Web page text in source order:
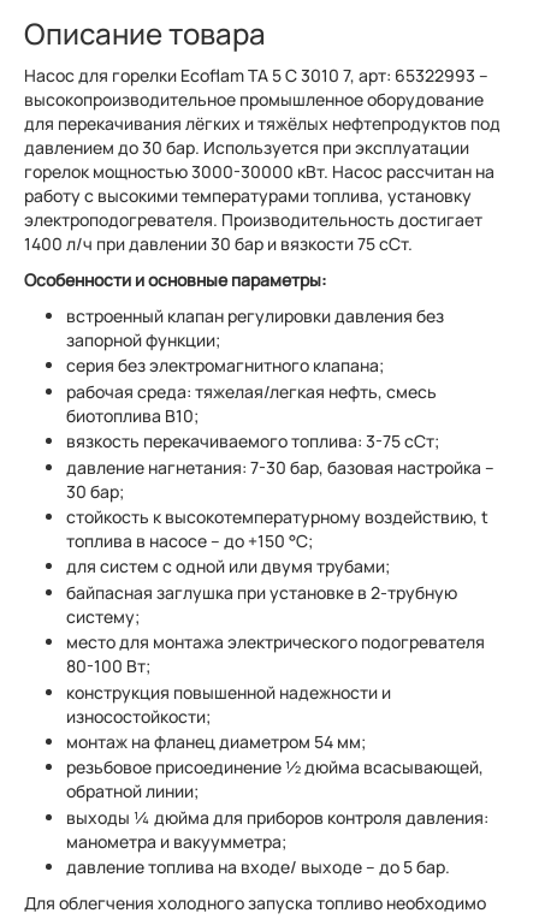
Описание товара
Насос для горелки Ecoflam TA 5 C 3010 7, арт: 65322993 –
высокопроизводительное промышленное оборудование
для перекачивания лёгких и тяжёлых нефтепродуктов под
давлением до 30 бар. Используется при эксплуатации
горелок мощностью 3000-30000 кВт. Насос рассчитан на
работу с высокими температурами топлива, установку
электроподогревателя. Производительность достигает
1400 л/ч при давлении 30 бар и вязкости 75 сСт.
Особенности и основные параметры:
встроенный клапан регулировки давления без
запорной функции;
серия без электромагнитного клапана;
рабочая среда: тяжелая/легкая нефть, смесь
биотоплива B10;
вязкость перекачиваемого топлива: 3-75 сСт;
давление нагнетания: 7-30 бар, базовая настройка –
30 бар;
стойкость к высокотемпературному воздействию, t
топлива в насосе – до +150 °C;
для систем с одной или двумя трубами;
байпасная заглушка при установке в 2-трубную
систему;
место для монтажа электрического подогревателя
80-100 Вт;
конструкция повышенной надежности и
износостойкости;
монтаж на фланец диаметром 54 мм;
резьбовое присоединение ½ дюйма всасывающей,
обратной линии;
выходы ¼ дюйма для приборов контроля давления:
манометра и вакуумметра;
давление топлива на входе/ выходе – до 5 бар.
Для облегчения холодного запуска топливо необходимо